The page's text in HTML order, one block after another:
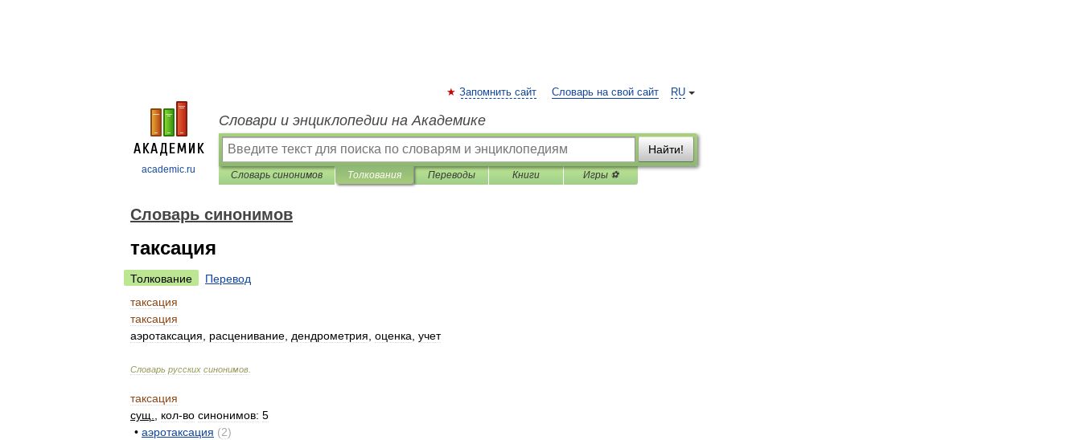
academic.ru
RU
Запомнить сайт Словарь на свой сайт
Словари и энциклопедии на Академике
Найти!
Словарь синонимов Толкования Переводы Книги Игры ⚽
Словарь синонимов
таксация
Толкование
Перевод
таксация
таксация
аэротаксация
расценивание дендрометрия оценка учет
Словарь русских синонимов
таксация
сущ
кол-во синонимов: 5
• аэротаксация (2)